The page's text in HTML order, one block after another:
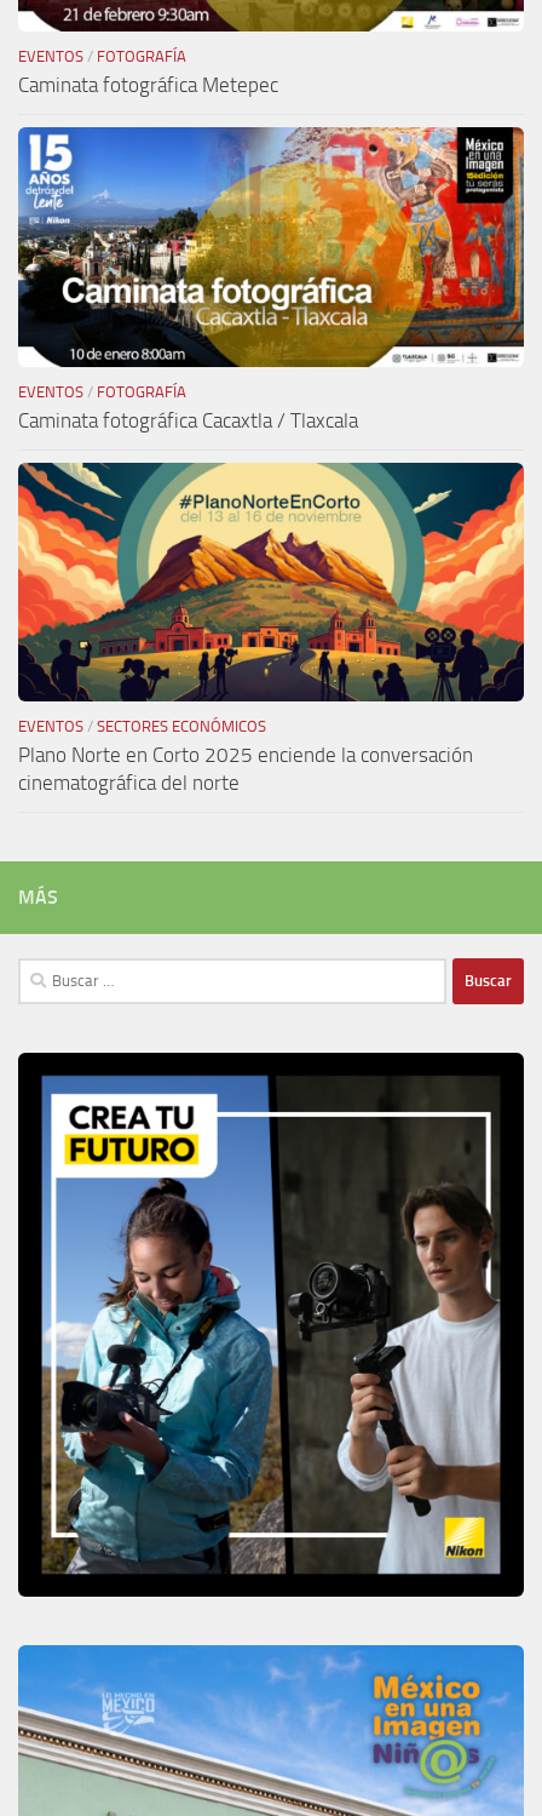
EVENTOS / FOTOGRAFÍA
Caminata fotográfica Metepec
EVENTOS / FOTOGRAFÍA
Caminata fotográfica Cacaxtla / Tlaxcala
EVENTOS / SECTORES ECONÓMICOS
Plano Norte en Corto 2025 enciende la conversación
cinematográfica del norte
MÁS
Buscar: